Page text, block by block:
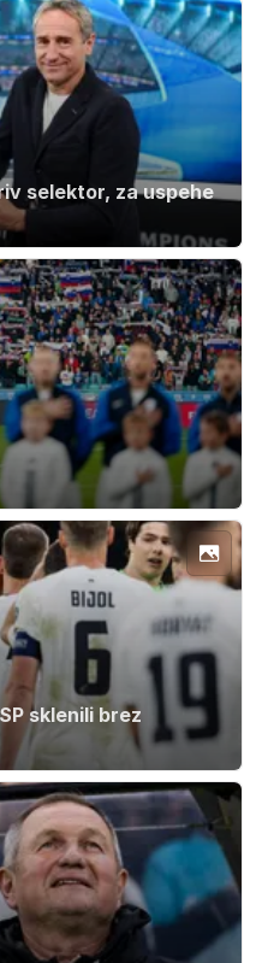
selektor, za uspehe
sklenili brez